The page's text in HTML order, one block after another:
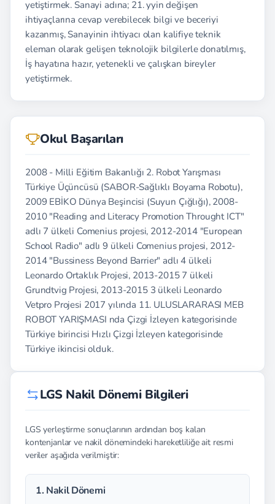
yetiştirmek. Sanayi adına; 21. yyin değişen
ihtiyaçlarına cevap verebilecek bilgi ve beceriyi
kazanmış, Sanayinin ihtiyacı olan kalifiye teknik
eleman olarak gelişen teknolojik bilgilerle donatılmış,
İş hayatına hazır, yetenekli ve çalışkan bireyler
yetiştirmek.
Okul Başarıları
2008 - Milli Eğitim Bakanlığı 2. Robot Yarışması
Türkiye Üçüncüsü (SABOR-Sağlıklı Boyama Robotu),
2009 EBİKO Dünya Beşincisi (Suyun Çığlığı), 2008-
2010 "Reading and Literacy Promotion Throught ICT"
adlı 7 ülkeli Comenius projesi, 2012-2014 "European
School Radio" adlı 9 ülkeli Comenius projesi, 2012-
2014 "Bussiness Beyond Barrier" adlı 4 ülkeli
Leonardo Ortaklık Projesi, 2013-2015 7 ülkeli
Grundtvig Projesi, 2013-2015 3 ülkeli Leonardo
Vetpro Projesi 2017 yılında 11. ULUSLARARASI MEB
ROBOT YARIŞMASI nda Çizgi İzleyen kategorisinde
Türkiye birincisi Hızlı Çizgi İzleyen kategorisinde
Türkiye ikincisi olduk.
LGS Nakil Dönemi Bilgileri
LGS yerleştirme sonuçlarının ardından boş kalan
kontenjanlar ve nakil dönemindeki hareketliliğe ait resmi
veriler aşağıda verilmiştir:
1. Nakil Dönemi